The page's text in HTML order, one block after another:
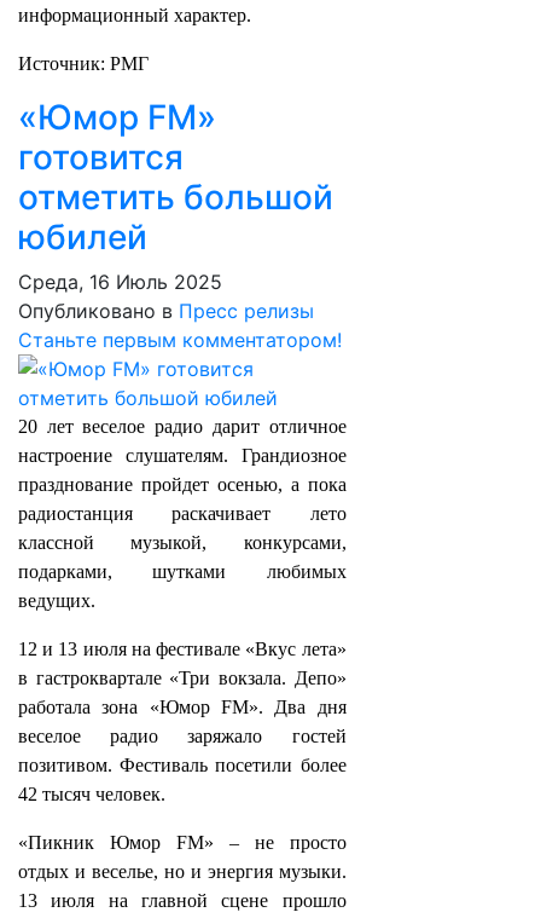
информационный характер.
Источник: РМГ
«Юмор FM»
готовится
отметить большой
юбилей
Среда, 16 Июль 2025
Опубликовано в Пресс релизы
Станьте первым комментатором!
20 лет веселое радио дарит отличное
настроение слушателям. Грандиозное
празднование пройдет осенью, а пока
радиостанция раскачивает лето
классной музыкой, конкурсами,
подарками, шутками любимых
ведущих.
12 и 13 июля на фестивале «Вкус лета»
в гастроквартале «Три вокзала. Депо»
работала зона «Юмор FM». Два дня
веселое радио заряжало гостей
позитивом. Фестиваль посетили более
42 тысяч человек.
«Пикник Юмор FM» – не просто
отдых и веселье, но и энергия музыки.
13 июля на главной сцене прошло